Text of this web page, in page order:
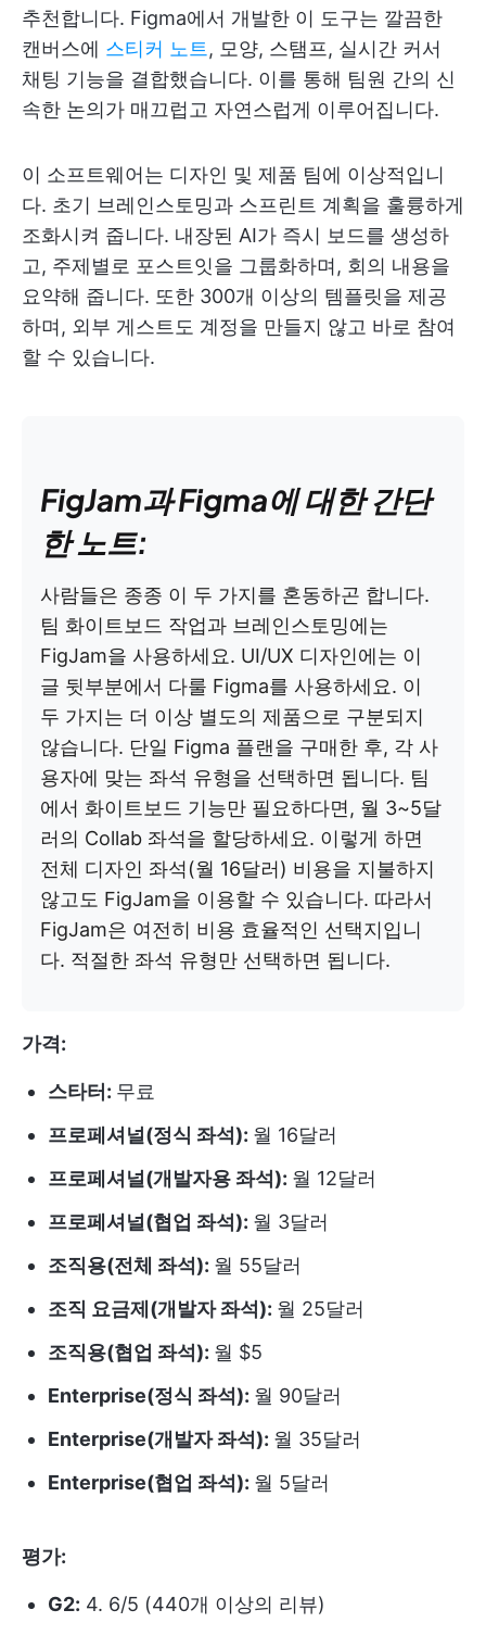
추천합니다. Figma에서 개발한 이 도구는 깔끔한
캔버스에 스티커 노트 , 모양, 스탬프, 실시간 커서
채팅 기능을 결합했습니다. 이를 통해 팀원 간의 신
속한 논의가 매끄럽고 자연스럽게 이루어집니다.
이 소프트웨어는 디자인 및 제품 팀에 이상적입니
다. 초기 브레인스토밍과 스프린트 계획을 훌륭하게
조화시켜 줍니다. 내장된 AI가 즉시 보드를 생성하
고, 주제별로 포스트잇을 그룹화하며, 회의 내용을
요약해 줍니다. 또한 300개 이상의 템플릿을 제공
하며, 외부 게스트도 계정을 만들지 않고 바로 참여
할 수 있습니다.
FigJam과 Figma에 대한 간단
한 노트:
사람들은 종종 이 두 가지를 혼동하곤 합니다.
팀 화이트보드 작업과 브레인스토밍에는
FigJam을 사용하세요. UI/UX 디자인에는 이
글 뒷부분에서 다룰 Figma를 사용하세요. 이
두 가지는 더 이상 별도의 제품으로 구분되지
않습니다. 단일 Figma 플랜을 구매한 후, 각 사
용자에 맞는 좌석 유형을 선택하면 됩니다. 팀
에서 화이트보드 기능만 필요하다면, 월 3~5달
러의 Collab 좌석을 할당하세요. 이렇게 하면
전체 디자인 좌석(월 16달러) 비용을 지불하지
않고도 FigJam을 이용할 수 있습니다. 따라서
FigJam은 여전히 비용 효율적인 선택지입니
다. 적절한 좌석 유형만 선택하면 됩니다.
가격:
스타터: 무료
프로페셔널(정식 좌석): 월 16달러
프로페셔널(개발자용 좌석): 월 12달러
프로페셔널(협업 좌석): 월 3달러
조직용(전체 좌석): 월 55달러
조직 요금제(개발자 좌석): 월 25달러
조직용(협업 좌석): 월 $5
Enterprise(정식 좌석): 월 90달러
Enterprise(개발자 좌석): 월 35달러
Enterprise(협업 좌석): 월 5달러
평가:
G2: 4. 6/5 (440개 이상의 리뷰)